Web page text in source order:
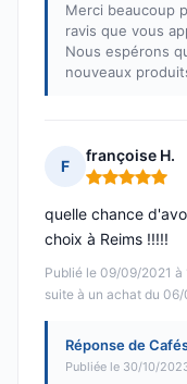
Merci beaucoup
ravis que vous
Nous espérons
nouveaux
F
françoise H.
Note : 5 sur 5
Publié le 09/09/2021 à
suite à un achat du 06/
quelle chance
choix à Reims !!!!!
Réponse de
Publiée le 30/10/